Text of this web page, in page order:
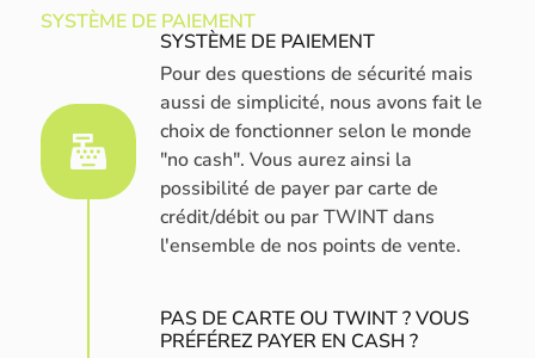
SYSTÈME DE PAIEMENT
SYSTÈME DE PAIEMENT
Pour des questions de sécurité mais
aussi de simplicité, nous avons fait le
choix de fonctionner selon le monde
"no cash". Vous aurez ainsi la
possibilité de payer par carte de
crédit/débit ou par TWINT dans
l'ensemble de nos points de vente.
PAS DE CARTE OU TWINT ? VOUS
PRÉFÉREZ PAYER EN CASH ?